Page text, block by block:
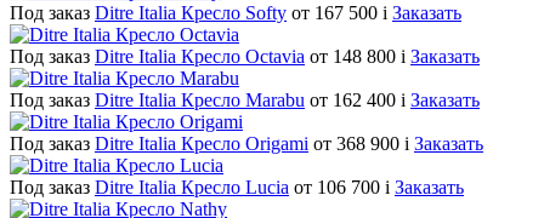
Под заказ Ditre Italia Кресло Softy от 167 500 i Заказать
Под заказ Ditre Italia Кресло Octavia от 148 800 i Заказать
Под заказ Ditre Italia Кресло Marabu от 162 400 i Заказать
Под заказ Ditre Italia Кресло Origami от 368 900 i Заказать
Под заказ Ditre Italia Кресло Lucia от 106 700 i Заказать